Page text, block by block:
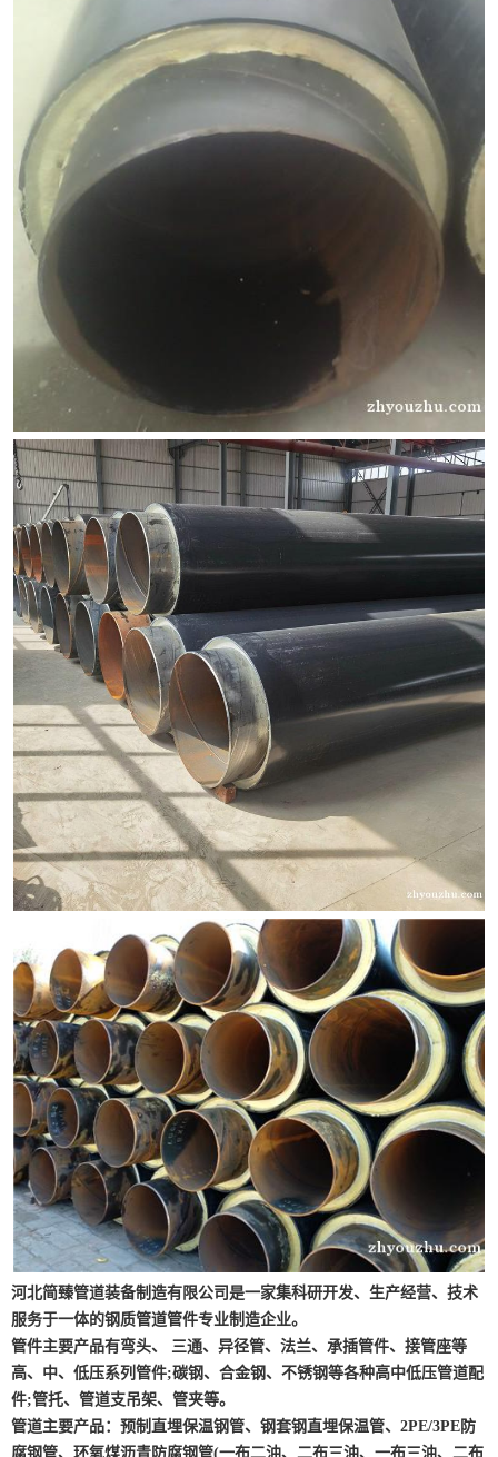
河北简臻管道装备制造有限公司是一家集科研开发、生产经营、技术
服务于一体的钢质管道管件专业制造企业。
管件主要产品有弯头、 三通、异径管、法兰、承插管件、接管座等
高、中、低压系列管件;碳钢、合金钢、不锈钢等各种高中低压管道配
件;管托、管道支吊架、管夹等。
管道主要产品：预制直埋保温钢管、钢套钢直埋保温管、2PE/3PE防
腐钢管、环氧煤沥青防腐钢管(一布二油、二布三油、一布三油、二布